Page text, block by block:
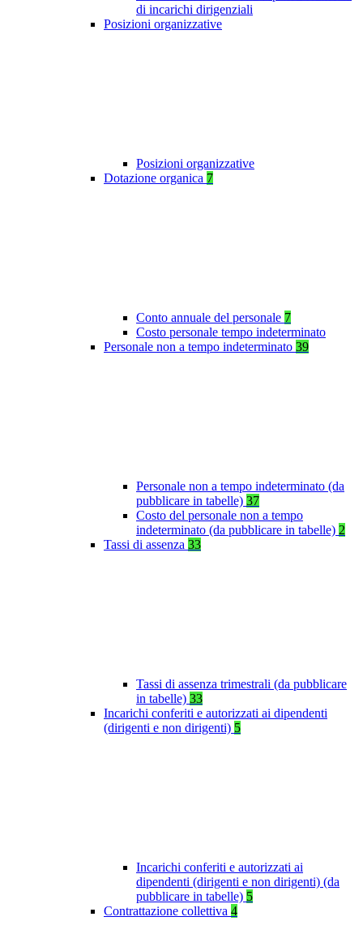
di incarichi dirigenziali
Posizioni organizzative
Posizioni organizzative
Dotazione organica 7
Conto annuale del personale 7
Costo personale tempo indeterminato
Personale non a tempo indeterminato 39
Personale non a tempo indeterminato (da
pubblicare in tabelle) 37
Costo del personale non a tempo
indeterminato (da pubblicare in tabelle) 2
Tassi di assenza 33
Tassi di assenza trimestrali (da pubblicare
in tabelle) 33
Incarichi conferiti e autorizzati ai dipendenti
(dirigenti e non dirigenti) 5
Incarichi conferiti e autorizzati ai
dipendenti (dirigenti e non dirigenti) (da
pubblicare in tabelle) 5
Contrattazione collettiva 4